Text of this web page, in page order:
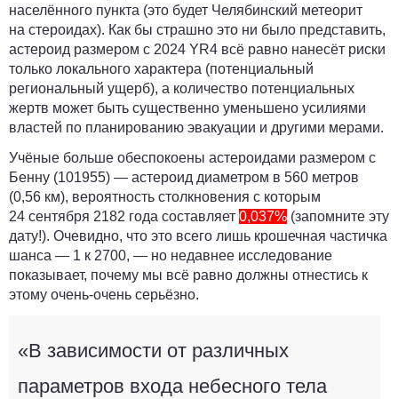
населённого пункта (это будет Челябинский метеорит
на стероидах). Как бы страшно это ни было представить,
астероид размером с 2024 YR4 всё равно нанесёт риски
только локального характера (потенциальный
региональный ущерб), а количество потенциальных
жертв может быть существенно уменьшено усилиями
властей по планированию эвакуации и другими мерами.
Учёные больше обеспокоены астероидами размером с
Бенну (101955) — астероид диаметром в 560 метров
(0,56 км), вероятность столкновения с которым
24 сентября 2182 года составляет 0,037% (запомните эту
дату!). Очевидно, что это всего лишь крошечная частичка
шанса — 1 к 2700, — но недавнее исследование
показывает, почему мы всё равно должны отнестись к
этому очень-очень серьёзно.
«В зависимости от различных
параметров входа небесного тела